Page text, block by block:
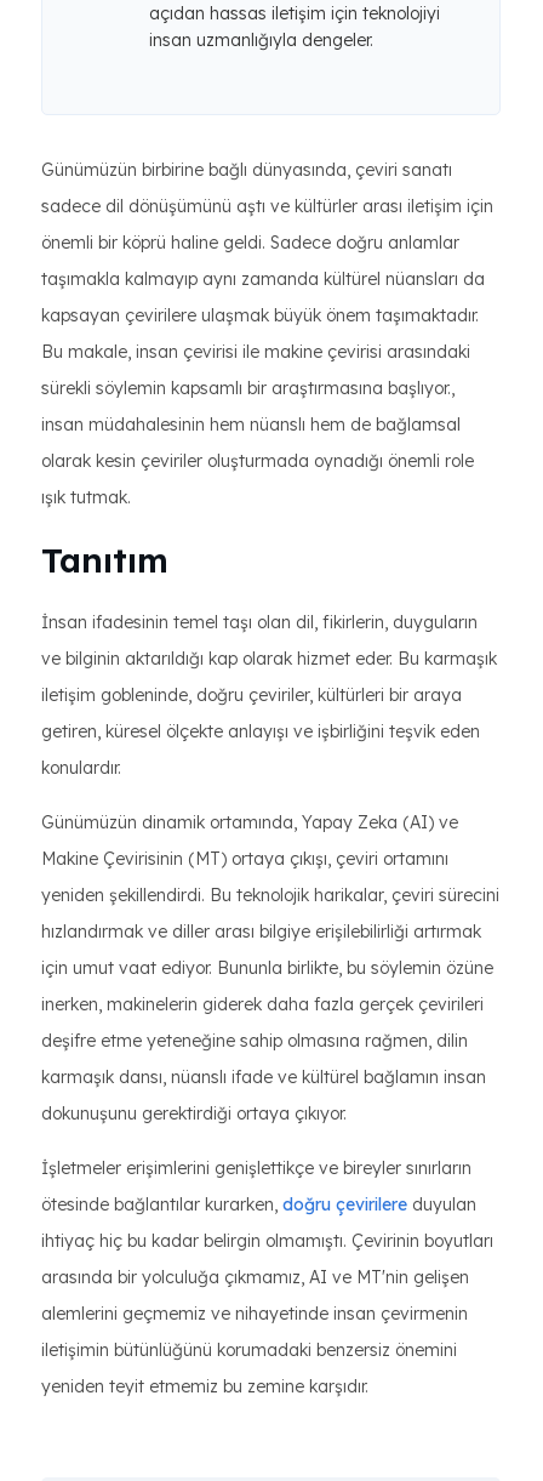
açıdan hassas iletişim için teknolojiyi
insan uzmanlığıyla dengeler.
Günümüzün birbirine bağlı dünyasında, çeviri sanatı
sadece dil dönüşümünü aştı ve kültürler arası iletişim için
önemli bir köprü haline geldi. Sadece doğru anlamlar
taşımakla kalmayıp aynı zamanda kültürel nüansları da
kapsayan çevirilere ulaşmak büyük önem taşımaktadır.
Bu makale, insan çevirisi ile makine çevirisi arasındaki
sürekli söylemin kapsamlı bir araştırmasına başlıyor.,
insan müdahalesinin hem nüanslı hem de bağlamsal
olarak kesin çeviriler oluşturmada oynadığı önemli role
ışık tutmak.
Tanıtım
İnsan ifadesinin temel taşı olan dil, fikirlerin, duyguların
ve bilginin aktarıldığı kap olarak hizmet eder. Bu karmaşık
iletişim gobleninde, doğru çeviriler, kültürleri bir araya
getiren, küresel ölçekte anlayışı ve işbirliğini teşvik eden
konulardır.
Günümüzün dinamik ortamında, Yapay Zeka (AI) ve
Makine Çevirisinin (MT) ortaya çıkışı, çeviri ortamını
yeniden şekillendirdi. Bu teknolojik harikalar, çeviri sürecini
hızlandırmak ve diller arası bilgiye erişilebilirliği artırmak
için umut vaat ediyor. Bununla birlikte, bu söylemin özüne
inerken, makinelerin giderek daha fazla gerçek çevirileri
deşifre etme yeteneğine sahip olmasına rağmen, dilin
karmaşık dansı, nüanslı ifade ve kültürel bağlamın insan
dokunuşunu gerektirdiği ortaya çıkıyor.
İşletmeler erişimlerini genişlettikçe ve bireyler sınırların
ötesinde bağlantılar kurarken, doğru çevirilere duyulan
ihtiyaç hiç bu kadar belirgin olmamıştı. Çevirinin boyutları
arasında bir yolculuğa çıkmamız, AI ve MT'nin gelişen
alemlerini geçmemiz ve nihayetinde insan çevirmenin
iletişimin bütünlüğünü korumadaki benzersiz önemini
yeniden teyit etmemiz bu zemine karşıdır.